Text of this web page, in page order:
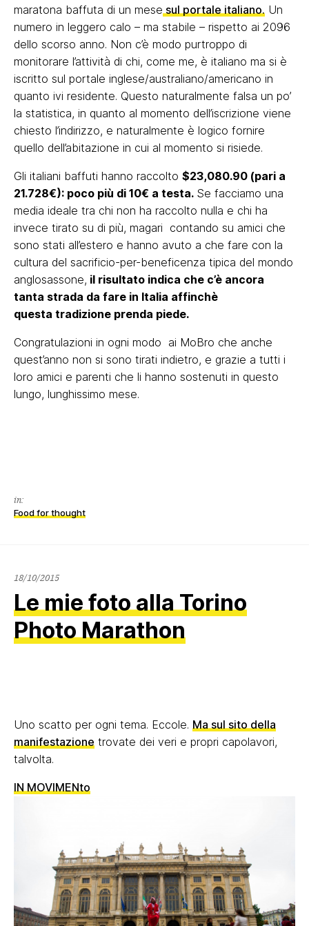
maratona baffuta di un mese sul portale italiano. Un
numero in leggero calo – ma stabile – rispetto ai 2096
dello scorso anno. Non c’è modo purtroppo di
monitorare l’attività di chi, come me, è italiano ma si è
iscritto sul portale inglese/australiano/americano in
quanto ivi residente. Questo naturalmente falsa un po’
la statistica, in quanto al momento dell’iscrizione viene
chiesto l’indirizzo, e naturalmente è logico fornire
quello dell’abitazione in cui al momento si risiede.
Gli italiani baffuti hanno raccolto $23,080.90 (pari a
21.728€): poco più di 10€ a testa. Se facciamo una
media ideale tra chi non ha raccolto nulla e chi ha
invece tirato su di più, magari contando su amici che
sono stati all’estero e hanno avuto a che fare con la
cultura del sacrificio-per-beneficenza tipica del mondo
anglosassone, il risultato indica che c’è ancora
tanta strada da fare in Italia affinchè
questa tradizione prenda piede.
Congratulazioni in ogni modo ai MoBro che anche
quest’anno non si sono tirati indietro, e grazie a tutti i
loro amici e parenti che li hanno sostenuti in questo
lungo, lunghissimo mese.
in:
Food for thought
18/10/201518/10/2015
Le mie foto alla Torino
Photo Marathon
Uno scatto per ogni tema. Eccole. Ma sul sito della
manifestazione trovate dei veri e propri capolavori,
talvolta.
IN MOVIMENto